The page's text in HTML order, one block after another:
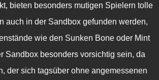
bieten besonders mutigen Spielern tolle
auch in der Sandbox gefunden werden,
wie den Sunken Bone oder Mint
Sandbox besonders vorsichtig sein, da
der sich tagsüber ohne angemessenen